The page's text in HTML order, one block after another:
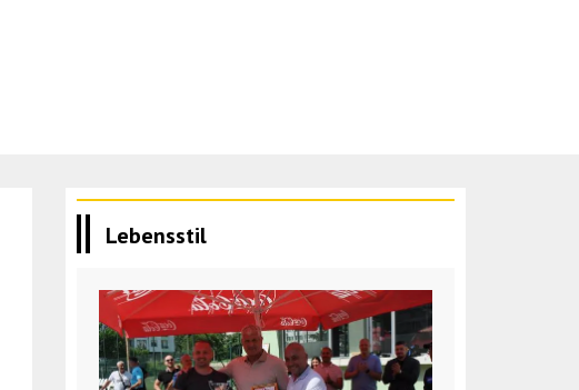
Lebensstil